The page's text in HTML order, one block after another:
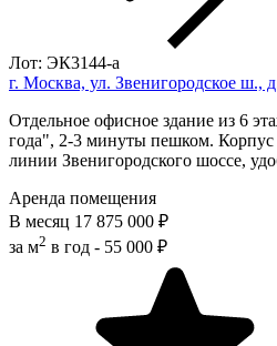
Лот: ЭК3144-a
г. Москва, ул. Звенигородское ш.,
Отдельное офисное здание из 6
года", 2-3 минуты пешком. Корпус
линии Звенигородского шоссе,
Аренда помещения
В месяц 17 875 000 ₽
за м2 в год - 55 000 ₽